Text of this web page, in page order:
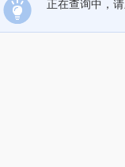
正在查询中，